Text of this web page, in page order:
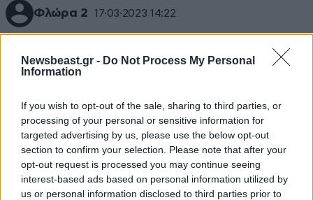
Newsbeast.gr - Do Not Process My Personal
Information
If you wish to opt-out of the sale, sharing to third parties, or
processing of your personal or sensitive information for
targeted advertising by us, please use the below opt-out
section to confirm your selection. Please note that after your
opt-out request is processed you may continue seeing
interest-based ads based on personal information utilized by
us or personal information disclosed to third parties prior to
Φλώρα 2 17·03·2023 14:22
Απαντήστε